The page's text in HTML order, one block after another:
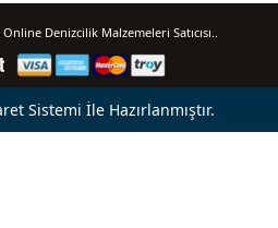
Denizcilik Malzemeleri Satıcısı..
Sistemi İle Hazırlanmıştır.